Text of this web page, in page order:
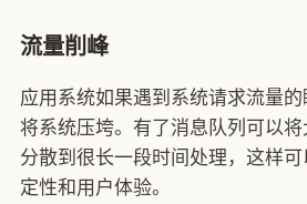
流量削峰
应用系统如果遇到系统请求流量
将系统压垮。有了消息队列可以将
分散到很长一段时间处理，这样
定性和用户体验。